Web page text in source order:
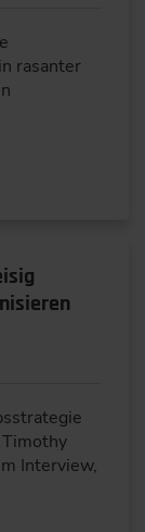
rasanter
Interview,